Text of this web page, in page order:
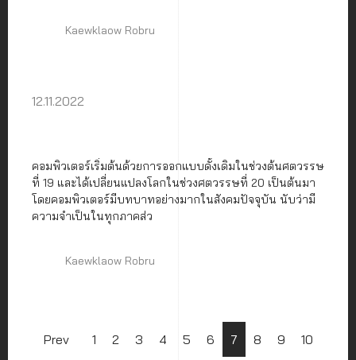
Kaewklaow Robru
12.11.2022
คอมพิวเตอร์เริ่มต้นด้วยการออกแบบดั้งเดิมในช่วงต้นศตวรรษ
ที่ 19 และได้เปลี่ยนแปลงโลกในช่วงศตวรรษที่ 20 เป็นต้นมา
โดยคอมพิวเตอร์มีบทบาทอย่างมากในสังคมปัจจุบัน นับว่ามี
ความจำเป็นในทุกภาคส่ว
Kaewklaow Robru
Prev 1 2 3 4 5 6 7 8 9 10